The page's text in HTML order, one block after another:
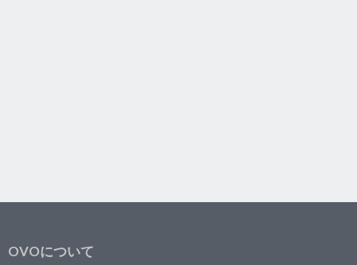
OVOについて